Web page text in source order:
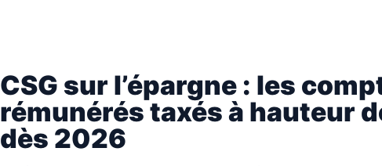
CSG sur l’épargne : les
rémunérés taxés à hauteur
dès 2026